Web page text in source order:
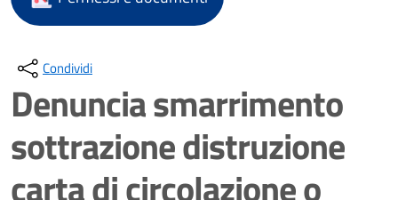
Condividi
Denuncia smarrimento
sottrazione distruzione
carta di circolazione o